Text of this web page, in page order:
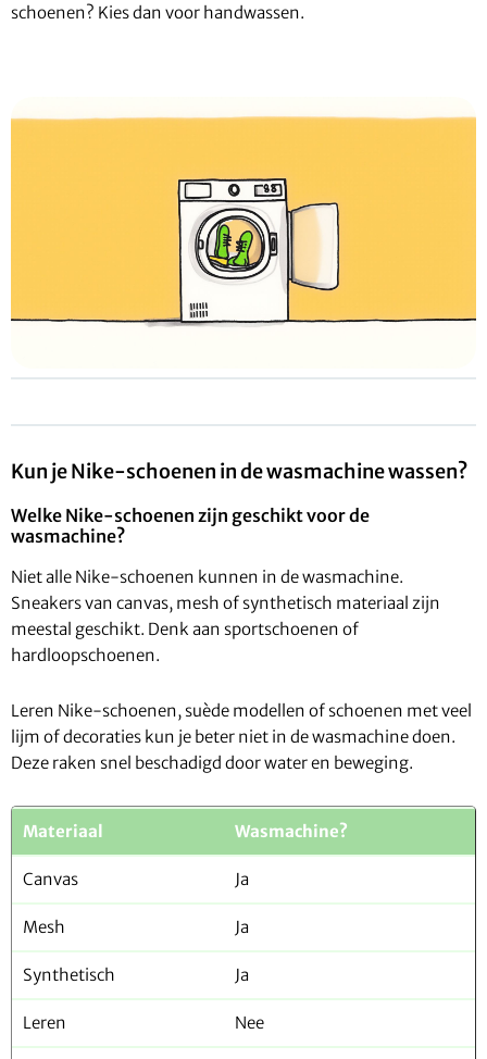
schoenen? Kies dan voor handwassen.
Kun je Nike-schoenen in de wasmachine wassen?
Welke Nike-schoenen zijn geschikt voor de
wasmachine?
Niet alle Nike-schoenen kunnen in de wasmachine.
Sneakers van canvas, mesh of synthetisch materiaal zijn
meestal geschikt. Denk aan sportschoenen of
hardloopschoenen.
Leren Nike-schoenen, suède modellen of schoenen met veel
lijm of decoraties kun je beter niet in de wasmachine doen.
Deze raken snel beschadigd door water en beweging.
Materiaal Wasmachine?
Canvas Ja
Mesh Ja
Synthetisch Ja
Leren Nee